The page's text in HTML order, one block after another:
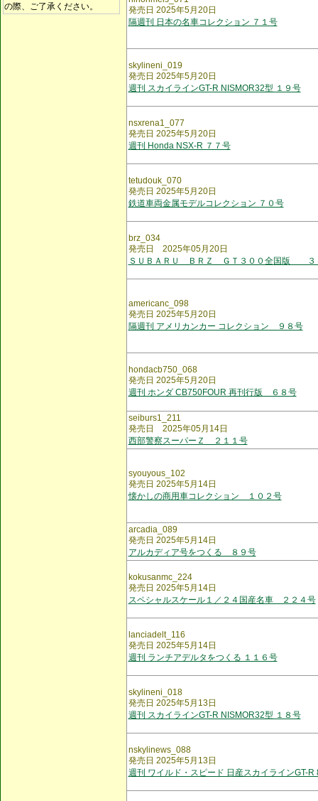
の際、ご了承ください。
発売日 2025年5月20日
隔週刊 日本の名車コレクション ７１号
skylineni_019
発売日 2025年5月20日
週刊 スカイラインGT-R NISMOR32型 １９号
nsxrena1_077
発売日 2025年5月20日
週刊 Honda NSX-R ７７号
tetudouk_070
発売日 2025年5月20日
鉄道車両金属モデルコレクション ７０号
brz_034
発売日 2025年05月20日
ＳＵＢＡＲＵ ＢＲＺ ＧＴ３００全国版 ３
americanc_098
発売日 2025年5月20日
隔週刊 アメリカンカー コレクション ９８号
hondacb750_068
発売日 2025年5月20日
週刊 ホンダ CB750FOUR 再刊行版 ６８号
seiburs1_211
発売日 2025年05月14日
西部警察スーパーＺ ２１１号
syouyous_102
発売日 2025年5月14日
懐かしの商用車コレクション １０２号
arcadia_089
発売日 2025年5月14日
アルカディア号をつくる ８９号
kokusanmc_224
発売日 2025年5月14日
スペシャルスケール１／２４国産名車 ２２４号
lanciadelt_116
発売日 2025年5月14日
週刊 ランチアデルタをつくる １１６号
skylineni_018
発売日 2025年5月13日
週刊 スカイラインGT-R NISMOR32型 １８号
nskylinews_088
発売日 2025年5月13日
週刊 ワイルド・スピード 日産スカイラインGT-R